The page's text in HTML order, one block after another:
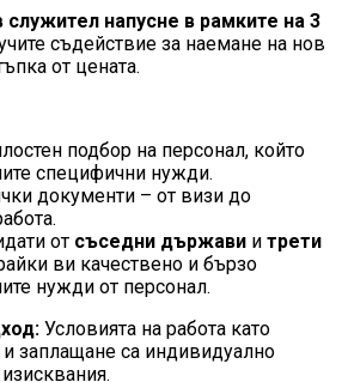
напусне в рамките на 3
съдействие за наемане на нов
от цената.
подбор на персонал, който
специфични нужди.
документи – от визи до
от съседни държави и трети
ви качествено и бързо
нужди от персонал.
Условията на работа като
заплащане са индивидуално